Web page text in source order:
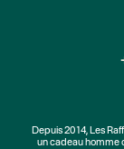
Depuis 2014, Les
uncadeau homme